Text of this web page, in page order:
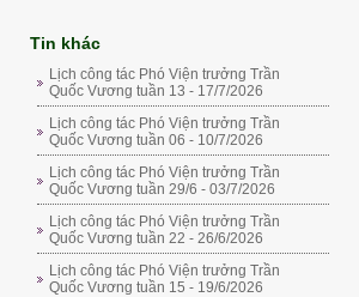
Tin khác
Lịch công tác Phó Viện trưởng Trần
Quốc Vương tuần 13 - 17/7/2026
Lịch công tác Phó Viện trưởng Trần
Quốc Vương tuần 06 - 10/7/2026
Lịch công tác Phó Viện trưởng Trần
Quốc Vương tuần 29/6 - 03/7/2026
Lịch công tác Phó Viện trưởng Trần
Quốc Vương tuần 22 - 26/6/2026
Lịch công tác Phó Viện trưởng Trần
Quốc Vương tuần 15 - 19/6/2026